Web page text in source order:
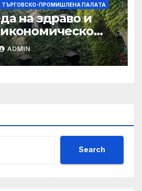
ТЪРГОВСКО-ПРОМИШЛЕНА ПАЛAТА
на здраво и
със САЩ
ADMIN
Search